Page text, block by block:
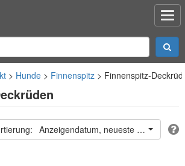
Hunde Finnenspitz Finnenspitz-
Anzeigendatum, neueste oben